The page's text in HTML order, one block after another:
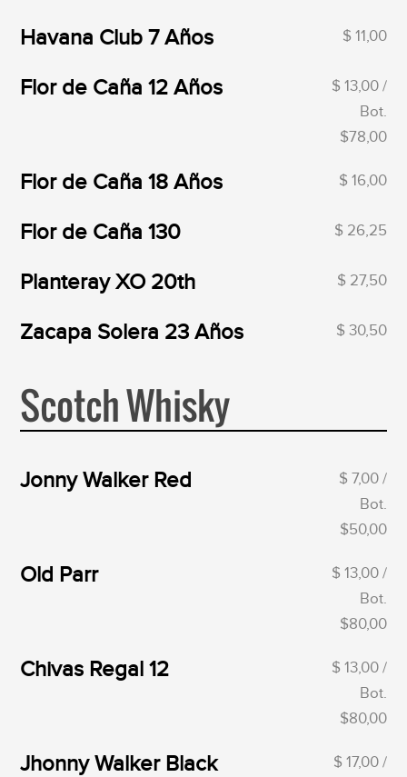
Havana Club 7 Años $ 11,00
Flor de Caña 12 Años
$ 13,00 /
Bot.
$78,00
Flor de Caña 18 Años $ 16,00
Flor de Caña 130 $ 26,25
Planteray XO 20th $ 27,50
Zacapa Solera 23 Años $ 30,50
Scotch Whisky
Jonny Walker Red
$ 7,00 /
Bot.
$50,00
Old Parr
$ 13,00 /
Bot.
$80,00
Chivas Regal 12
$ 13,00 /
Bot.
$80,00
Jhonny Walker Black
$ 17,00 /